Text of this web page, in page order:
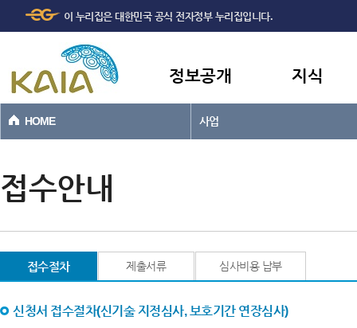
본문바로가기
이 누리집은 대한민국 공식 전자정부 누리집입니다.
정보공개 지식
HOME 사업
접수안내
접수절차 제출서류 심사비용 납부
신청서 접수절차(신기술 지정심사, 보호기간 연장심사)